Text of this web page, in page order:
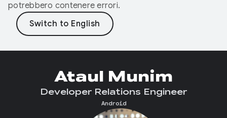
potrebbero contenere errori.
Ataul Munim
Developer Relations Engineer
Android